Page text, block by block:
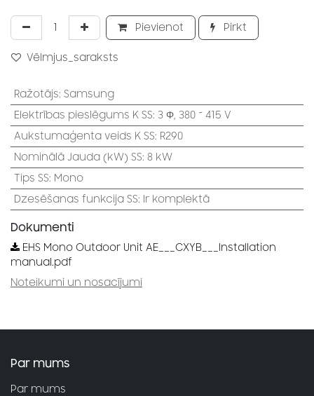
Pievienot Pirkt
Vēlmjus_saraksts
Ražotājs: Samsung
Elektrības pieslēgums K SS: 3 Φ, 380 ~ 415 V
Aukstumaģenta veids K SS: R290
Nominālā Jauda (kW) SS: 8 kW
Tips SS: Mono
Dzesēšanas funkcija SS: Ir komplektā
Dokumenti
EHS Mono Outdoor Unit AE___CXYB___Installation
manual.pdf
Noteikumi un nosacījumi
Par mums
Par mums